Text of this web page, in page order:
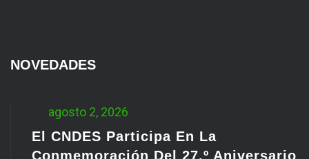
NOVEDADES
agosto 2, 2026
El CNDES Participa En La
Conmemoración Del 27.º Aniversario